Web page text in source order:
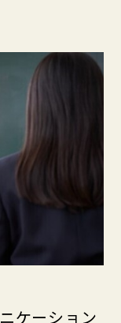
ケーション